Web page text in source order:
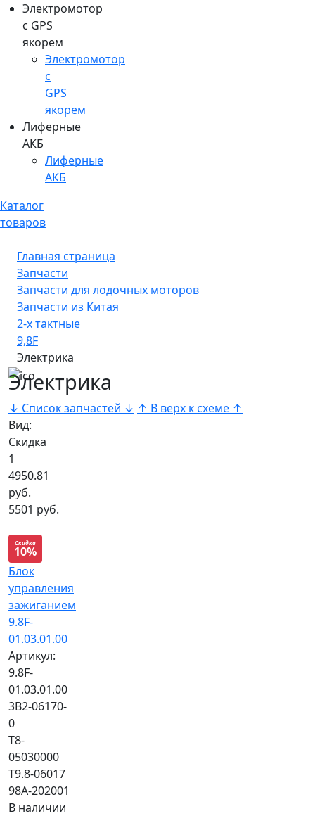
Электромотор
c GPS
якорем
Электромотор
c
GPS
якорем
Лиферные
АКБ
Лиферные
АКБ
Каталог
товаров
Главная страница
Запчасти
Запчасти для лодочных моторов
Запчасти из Китая
2-х тактные
9,8F
Электрика
Электрика
↓ Список запчастей ↓ ↑ В верх к схеме ↑
Вид:
Скидка
1
4950.81
руб.
5501 руб.
Скидка
10%
Блок
управления
зажиганием
9.8F-
01.03.01.00
Артикул:
9.8F-
01.03.01.00
3B2-06170-
0
T8-
05030000
T9.8-06017
98A-202001
В наличии